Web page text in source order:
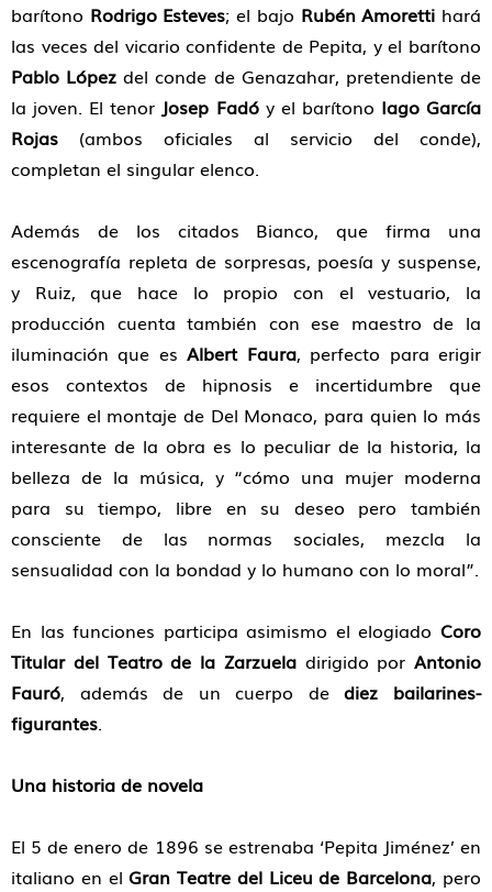
barítono Rodrigo Esteves; el bajo Rubén Amoretti hará
las veces del vicario confidente de Pepita, y el barítono
Pablo López del conde de Genazahar, pretendiente de
la joven. El tenor Josep Fadó y el barítono Iago García
Rojas (ambos oficiales al servicio del conde),
completan el singular elenco.
Además de los citados Bianco, que firma una
escenografía repleta de sorpresas, poesía y suspense,
y Ruiz, que hace lo propio con el vestuario, la
producción cuenta también con ese maestro de la
iluminación que esAlbert Faura, perfecto para erigir
esos contextos de hipnosis e incertidumbre que
requiere el montaje de Del Monaco, para quien lo más
interesante de la obra es lo peculiar de la historia, la
belleza de la música, y “cómo una mujer moderna
para su tiempo, libre en su deseo pero también
consciente de las normas sociales, mezcla la
sensualidad con la bondad y lo humano con lo moral”.
En las funciones participa asimismo el elogiado Coro
Titular del Teatro de la Zarzueladirigido por Antonio
Fauró, además de un cuerpo dediez bailarines-
figurantes.
Una historia de novela
El 5 de enero de 1896 se estrenaba ‘Pepita Jiménez’ en
italiano en elGran Teatre del Liceu de Barcelona, pero